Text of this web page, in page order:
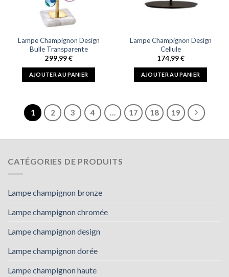
Lampe Champignon Design
Bulle Transparente
299,99€
AJOUTER AU PANIER
Lampe Champignon Design
Cellule
174,99€
AJOUTER AU PANIER
1 2 3 4 17 18 19
CATÉGORIES DE PRODUITS
Lampe champignon bronze
Lampe champignon chromée
Lampe champignon design
Lampe champignon dorée
Lampe champignon haute